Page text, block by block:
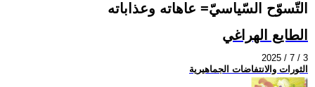
التّسوّح السّياسيّ= عاهاته وعذاباته
الطايع الهراغي
2025 / 7 / 3
الثورات والانتفاضات الجماهيرية